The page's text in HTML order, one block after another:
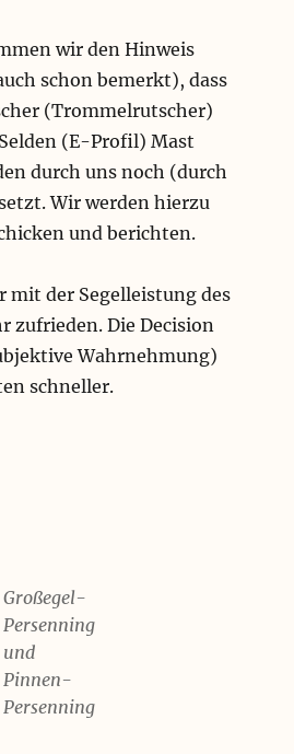
wir den Hinweis
schon bemerkt), dass
(Trommelrutscher)
(E-Profil) Mast
durch uns noch (durch
Wir werden hierzu
und berichten.
mit der Segelleistung des
zufrieden. Die Decision
Wahrnehmung)
schneller.
Großegel-
Persenning
und
Pinnen-
Persenning